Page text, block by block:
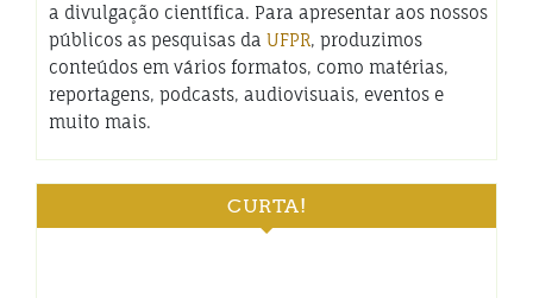
a divulgação científica. Para apresentar aos nossos
públicos as pesquisas da UFPR, produzimos
conteúdos em vários formatos, como matérias,
reportagens, podcasts, audiovisuais, eventos e
muito mais.
CURTA!